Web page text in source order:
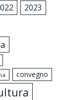
2023
convegno